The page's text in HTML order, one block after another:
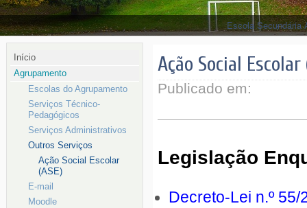
Escola Secundária
Início
Agrupamento
Escolas do Agrupamento
Serviços Técnico-
Pedagógicos
Serviços Administrativos
Outros Serviços
Ação Social Escolar
(ASE)
E-mail
Moodle
Ação Social
Publicado em:
Legislação
Decreto-Lei n.º